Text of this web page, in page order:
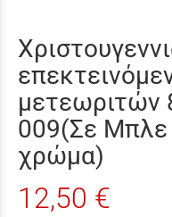
μετεωριτών
009(Σε Μπλε
χρώμα)
12,50 €